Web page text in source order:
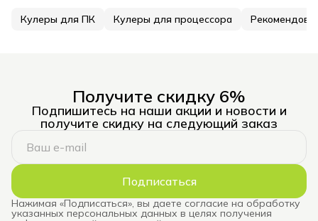
Кулеры для ПК Кулеры для процессора
Получите скидку 6%
Подпишитесь на наши акции и новости и
получите скидку на следующий заказ
Подписаться
Нажимая «Подписаться», вы даете согласие на обработку
указанных персональных данных в целях получения